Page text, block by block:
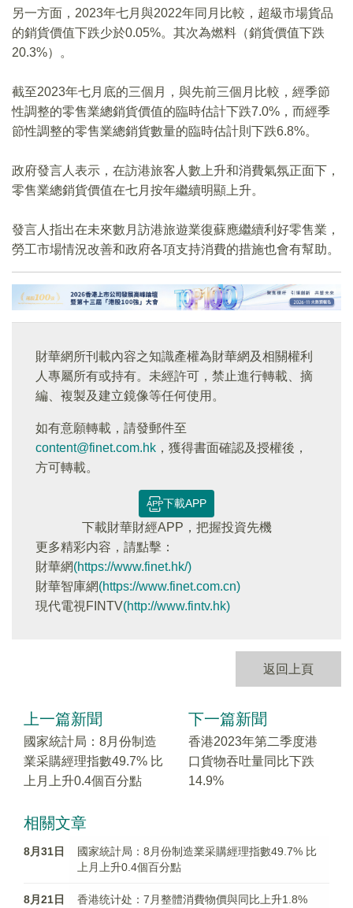
另一方面，2023年七月與2022年同月比較，超級市場貨品
的銷貨價值下跌少於0.05%。其次為燃料（銷貨價值下跌
20.3%）。
截至2023年七月底的三個月，與先前三個月比較，經季節
性調整的零售業總銷貨價值的臨時估計下跌7.0%，而經季
節性調整的零售業總銷貨數量的臨時估計則下跌6.8%。
政府發言人表示，在訪港旅客人數上升和消費氣氛正面下，
零售業總銷貨價值在七月按年繼續明顯上升。
發言人指出在未來數月訪港旅遊業復蘇應繼續利好零售業，
勞工市場情況改善和政府各項支持消費的措施也會有幫助。
財華網所刊載內容之知識產權為財華網及相關權利
人專屬所有或持有。未經許可，禁止進行轉載、摘
編、複製及建立鏡像等任何使用。
如有意願轉載，請發郵件至
content@finet.com.hk ，獲得書面確認及授權後，
方可轉載。
下載APP
下載財華財經APP，把握投資先機
更多精彩内容，請點擊：
財華網(https://www.finet.hk/)
財華智庫網(https://www.finet.com.cn)
現代電視FINTV(http://www.fintv.hk)
返回上頁
上一篇新聞
國家統計局：8月份制造
業采購經理指數49.7% 比
上月上升0.4個百分點
下一篇新聞
香港2023年第二季度港
口貨物吞吐量同比下跌
14.9%
相關文章
8月31日
國家統計局：8月份制造業采購經理指數49.7% 比
上月上升0.4個百分點
8月21日 香港统计处：7月整體消費物價與同比上升1.8%